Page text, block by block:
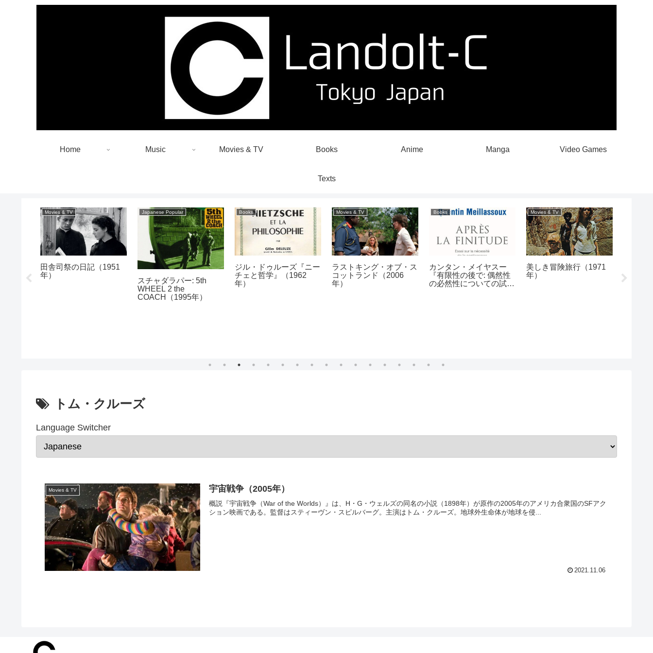
Home Music Movies & TV Books Anime Manga Video Games
Texts
Movies & TV
田舎司祭の日記（1951
年）
Japanese Popular
スチャダラパー: 5th
WHEEL 2 the
COACH（1995年）
Books
ジル・ドゥルーズ『ニー
チェと哲学』（1962
年）
Movies & TV
ラストキング・オブ・ス
コットランド（2006
年）
Books
カンタン・メイヤスー
『有限性の後で: 偶然性
の必然性についての試
Movies & TV
美しき冒険旅行（1971
年）
S.O.B:
トム・クルーズ
Language Switcher
Movies & TV 宇宙戦争（2005年）
概説『宇宙戦争（War of the Worlds）』は、H・G・ウェルズの同名の小説（1898年）が原作の2005年のアメリカ合衆国のSFアク
ション映画である。監督はスティーヴン・スピルバーグ。主演はトム・クルーズ。地球外生命体が地球を侵...
2021.11.06